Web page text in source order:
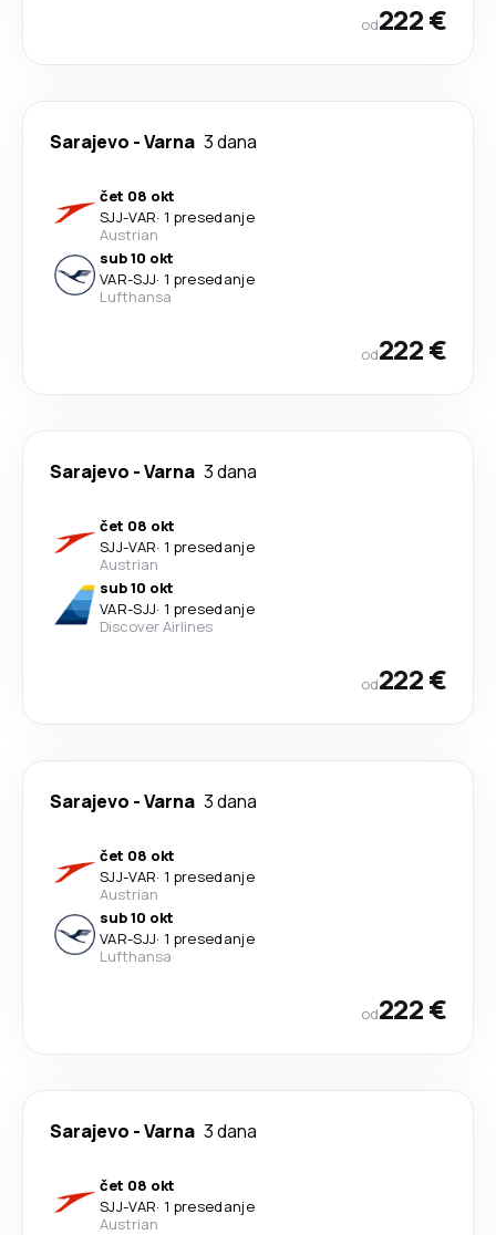
od222 €
Sarajevo -Varna 3 dana
čet 08 okt
SJJ-VAR· 1 presedanje
Austrian
sub 10 okt
VAR-SJJ· 1 presedanje
Lufthansa
od222 €
Sarajevo -Varna 3 dana
čet 08 okt
SJJ-VAR· 1 presedanje
Austrian
sub 10 okt
VAR-SJJ· 1 presedanje
Discover Airlines
od222 €
Sarajevo -Varna 3 dana
čet 08 okt
SJJ-VAR· 1 presedanje
Austrian
sub 10 okt
VAR-SJJ· 1 presedanje
Lufthansa
od222 €
Sarajevo -Varna 3 dana
čet 08 okt
SJJ-VAR· 1 presedanje
Austrian